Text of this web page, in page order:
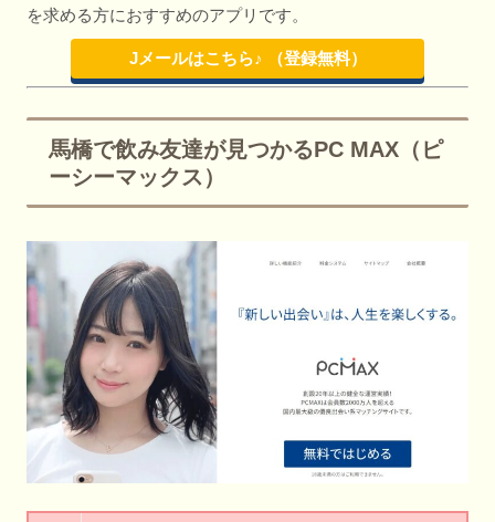
を求める方におすすめのアプリです。
Jメールはこちら♪ （登録無料）
馬橋で飲み友達が見つかるPC MAX（ピ
ーシーマックス）